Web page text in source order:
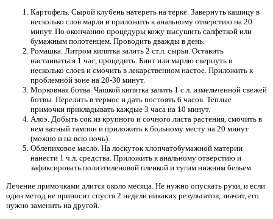
Картофель. Сырой клубень натереть на терке. Завернуть кашицу в
несколько слов марли и приложить к анальному отверстию на 20
минут. По окончанию процедуры кожу высушить салфеткой или
бумажным полотенцем. Проводить дважды в день.
Ромашка. Литром кипятка залить 2 ст.л. сырья. Оставить
настаиваться 1 час, процедить. Бинт или марлю свернуть в
несколько слоев и смочить в лекарственном настое. Приложить к
проблемной зоне на 20-30 минут.
Морковная ботва. Чашкой кипятка залить 1 с.л. измельченной свежей
ботвы. Перелить в термос и дать постоять 6 часов. Теплые
примочки прикладывать каждые 3 часа на 10 минут.
Алоэ. Добыть сок из крупного и сочного листа растения, смочить в
нем ватный тампон и приложить к больному месту на 20 минут
(можно и на всю ночь).
Облепиховое масло. На лоскуток хлопчатобумажной материи
нанести 1 ч.л. средства. Приложить к анальному отверстию и
зафиксировать полиэтиленовой пленкой и тугим нижним бельем.
Лечение примочками длится около месяца. Не нужно опускать руки, и если
один метод не приносит спустя 2 недели никаких результатов, значит, его
нужно заменить на другой.